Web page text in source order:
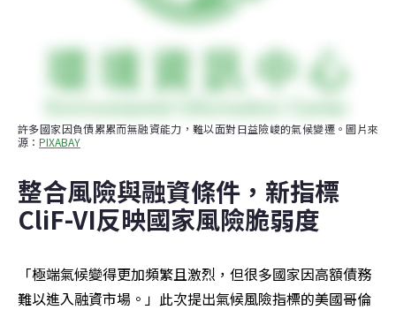
許多國家因負債累累而無融資能力，難以面對日益險峻的氣候變遷。圖片來
源： PIXABAY
整合風險與融資條件，新指標
CliF-VI反映國家風險脆弱度
「極端氣候變得更加頻繁且激烈，但很多國家因高額債務
難以進入融資市場。」此次提出氣候風險指標的美國哥倫